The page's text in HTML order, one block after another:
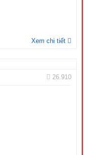
Xem chi tiết
26.910